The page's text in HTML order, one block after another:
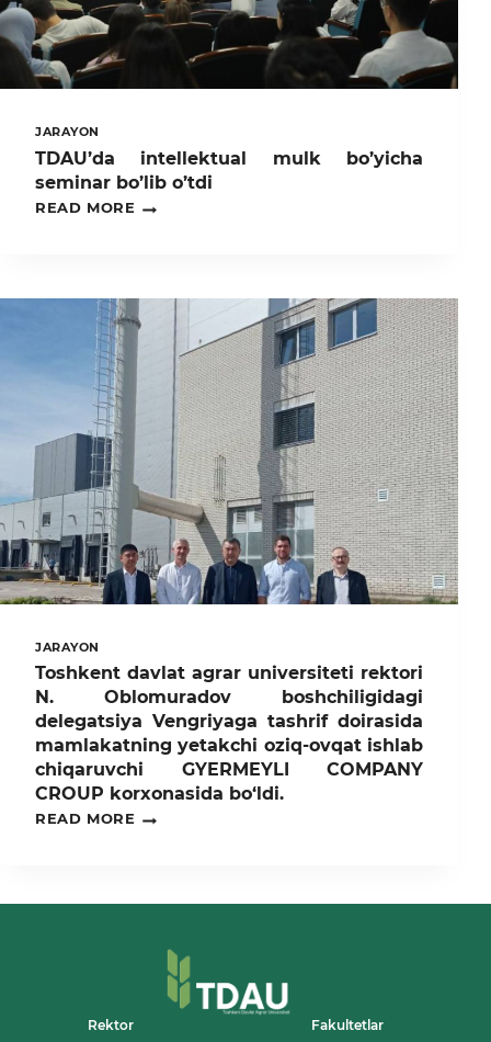
JARAYON
TDAU’da intellektual mulk bo’yicha
seminar bo’lib o’tdi
READ MORE
TDAU’DA
BO’LIB
JARAYON
Toshkent davlat agrar universiteti rektori
N. Oblomuradov boshchiligidagi
delegatsiya Vengriyaga tashrif doirasida
mamlakatning yetakchi oziq-ovqat ishlab
chiqaruvchi GYERMEYLI COMPANY
CROUP korxonasida bo‘ldi.
READ MORE
TOSHKENT
BOSHCHILIGIDAGI
DOIRASIDA
Rektor Fakultetlar